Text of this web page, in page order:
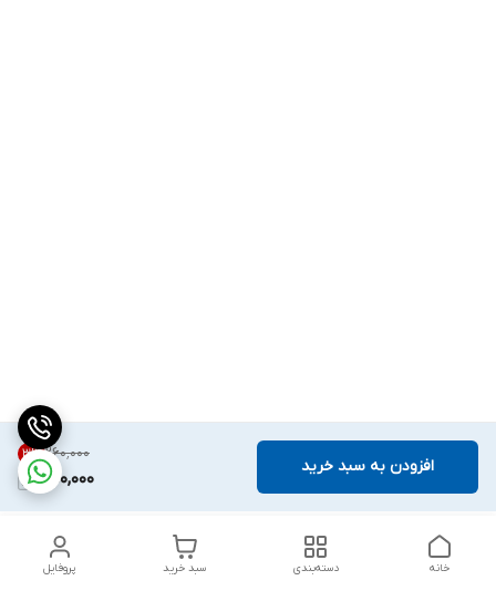
۲۶۰٬۰۰۰ 3%
250,000
افزودن به سبد خرید
پروفایل سبد خرید دسته‌بندی خانه